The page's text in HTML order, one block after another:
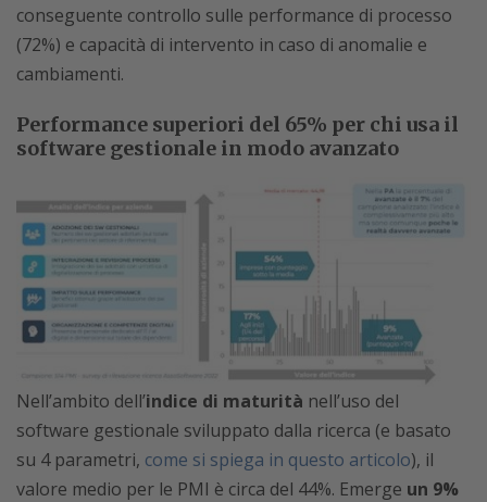
conseguente controllo sulle performance di processo
(72%) e capacità di intervento in caso di anomalie e
cambiamenti.
Performance superiori del 65% per chi usa il
software gestionale in modo avanzato
Nell’ambito dell’indice di maturità nell’uso del
software gestionale sviluppato dalla ricerca (e basato
su 4 parametri, come si spiega in questo articolo), il
valore medio per le PMI è circa del 44%. Emerge un 9%